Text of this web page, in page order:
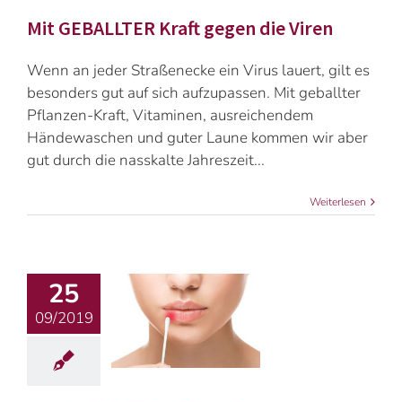
Mit GEBALLTER Kraft gegen die Viren
Wenn an jeder Straßenecke ein Virus lauert, gilt es
besonders gut auf sich aufzupassen. Mit geballter
Pflanzen-Kraft, Vitaminen, ausreichendem
Händewaschen und guter Laune kommen wir aber
gut durch die nasskalte Jahreszeit...
Weiterlesen
25
09/2019